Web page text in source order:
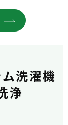
洗濯機
浄